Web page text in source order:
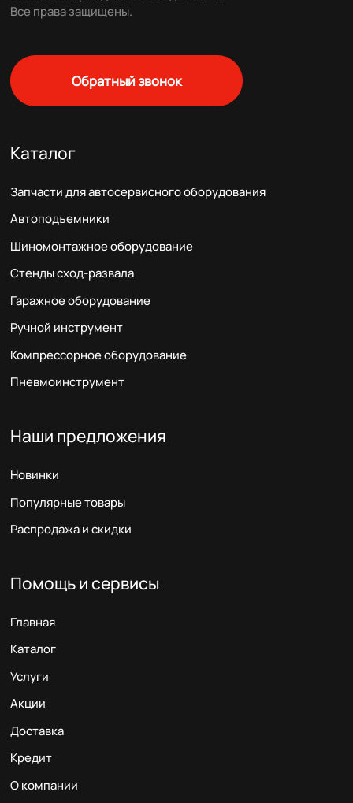
Все права защищены.
Обратный звонок
Каталог
Запчасти для автосервисного оборудования
Автоподъемники
Шиномонтажное оборудование
Стенды сход-развала
Гаражное оборудование
Ручной инструмент
Компрессорное оборудование
Пневмоинструмент
Наши предложения
Новинки
Популярные товары
Распродажа и скидки
Помощь и сервисы
Главная
Каталог
Услуги
Акции
Доставка
Кредит
О компании